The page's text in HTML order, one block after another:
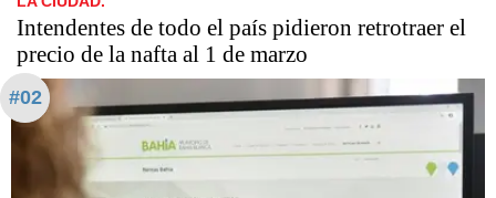
Intendentes de todo el país pidieron retrotraer el
precio de la nafta al 1 de marzo
#02